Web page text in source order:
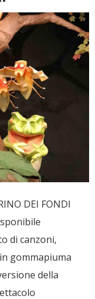
DEI FONDI
di canzoni,
gommapiuma
della